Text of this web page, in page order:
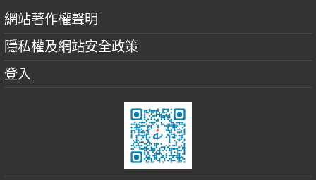
網站著作權聲明
隱私權及網站安全政策
登入